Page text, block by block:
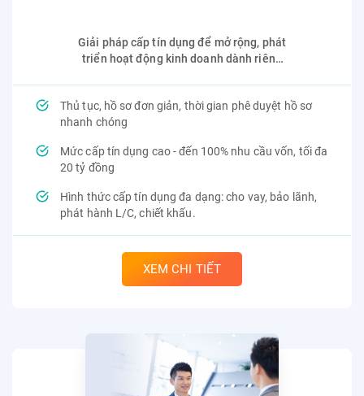
Giải pháp cấp tín dụng để mở rộng, phát
triển hoạt động kinh doanh dành riêng
Thủ tục, hồ sơ đơn giản, thời gian phê duyệt hồ sơ
nhanh chóng
Mức cấp tín dụng cao - đến 100% nhu cầu vốn, tối đa
20 tỷ đồng
Hình thức cấp tín dụng đa dạng: cho vay, bảo lãnh,
phát hành L/C, chiết khấu.
XEM CHI TIẾT